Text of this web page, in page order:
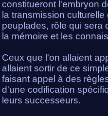
constitueront l'embryon
la transmission
peuplades, rôle qui sera
la mémoire et les
Ceux que l'on allaient
allaient sortir de ce
faisant appel à des
d'une codification
leurs successeurs.